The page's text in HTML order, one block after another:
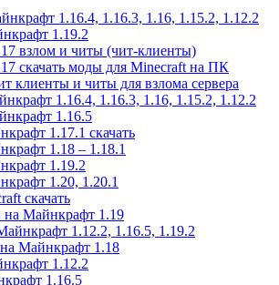
1.16.4, 1.16.3, 1.16, 1.15.2, 1.12.2
1.19.2
взлом и читы (чит-клиенты)
скачать моды для Minecraft на ПК
клиенты и читы для взлома сервера
1.16.4, 1.16.3, 1.16, 1.15.2, 1.12.2
1.16.5
1.17.1 скачать
1.18 – 1.18.1
1.19.2
1.20, 1.20.1
скачать
на Майнкрафт 1.19
1.12.2, 1.16.5, 1.19.2
Майнкрафт 1.18
1.12.2
1.16.5